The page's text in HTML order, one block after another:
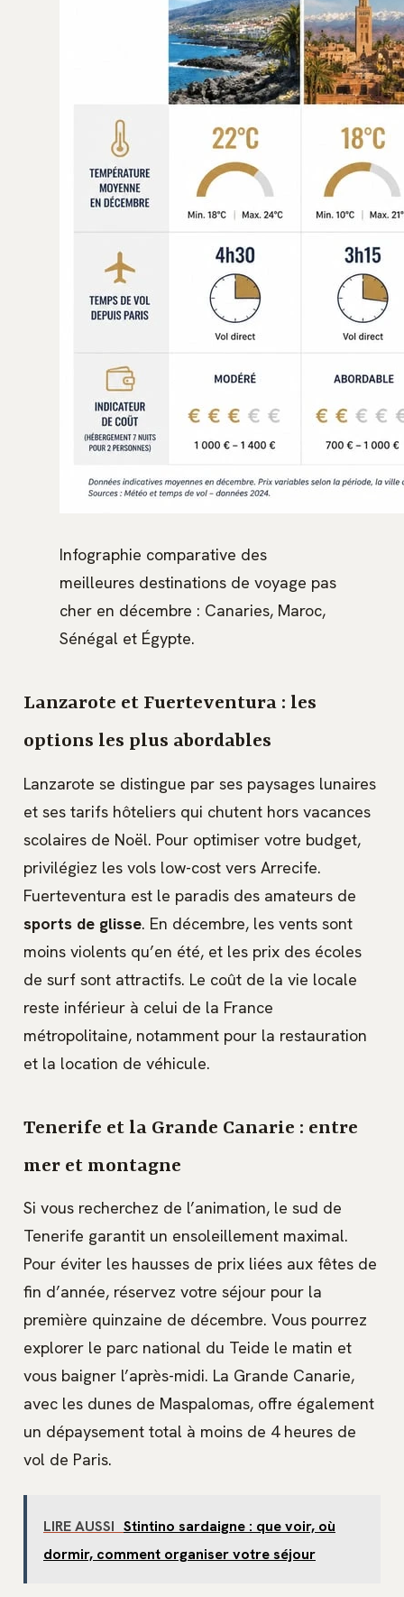
Infographie comparative des
meilleures destinations de voyage pas
cher en décembre : Canaries, Maroc,
Sénégal et Égypte.
Lanzarote et Fuerteventura : les
options les plus abordables
Lanzarote se distingue par ses paysages lunaires
et ses tarifs hôteliers qui chutent hors vacances
scolaires de Noël. Pour optimiser votre budget,
privilégiez les vols low-cost vers Arrecife.
Fuerteventura est le paradis des amateurs de
sports de glisse. En décembre, les vents sont
moins violents qu’en été, et les prix des écoles
de surf sont attractifs. Le coût de la vie locale
reste inférieur à celui de la France
métropolitaine, notamment pour la restauration
et la location de véhicule.
Tenerife et la Grande Canarie : entre
mer et montagne
Si vous recherchez de l’animation, le sud de
Tenerife garantit un ensoleillement maximal.
Pour éviter les hausses de prix liées aux fêtes de
fin d’année, réservez votre séjour pour la
première quinzaine de décembre. Vous pourrez
explorer le parc national du Teide le matin et
vous baigner l’après-midi. La Grande Canarie,
avec les dunes de Maspalomas, offre également
un dépaysement total à moins de 4 heures de
vol de Paris.
LIRE AUSSI Stintino sardaigne : que voir, où
dormir, comment organiser votre séjour